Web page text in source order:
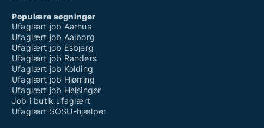
Populære søgninger
Ufaglært job Aarhus
Ufaglært job Aalborg
Ufaglært job Esbjerg
Ufaglært job Randers
Ufaglært job Kolding
Ufaglært job Hjørring
Ufaglært job Helsingør
Job i butik ufaglært
Ufaglært SOSU-hjælper